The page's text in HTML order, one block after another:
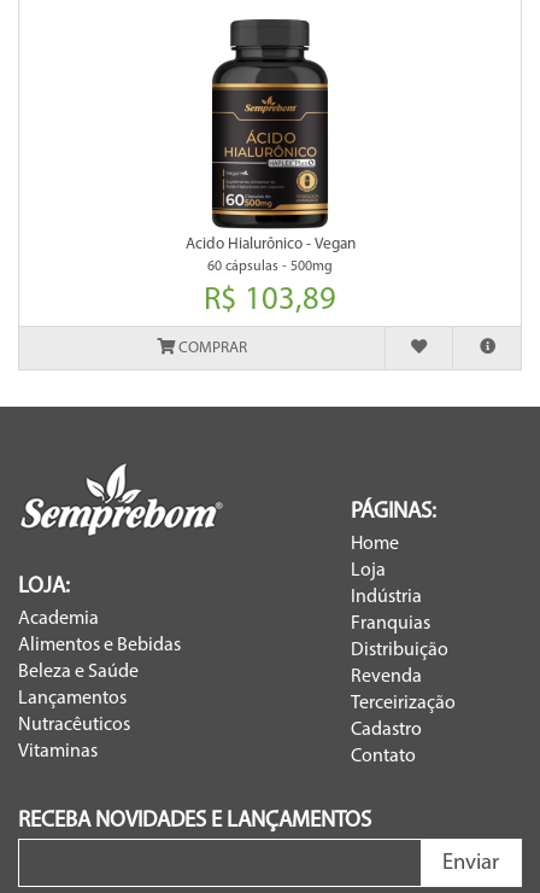
Acido Hialurônico - Vegan
60 cápsulas - 500mg
R$ 103,89
COMPRAR
PÁGINAS:
Home
Loja
Indústria
Franquias
Distribuição
Revenda
Terceirização
Cadastro
Contato
LOJA:
Academia
Alimentos e Bebidas
Beleza e Saúde
Lançamentos
Nutracêuticos
Vitaminas
RECEBA NOVIDADES E LANÇAMENTOS
Enviar